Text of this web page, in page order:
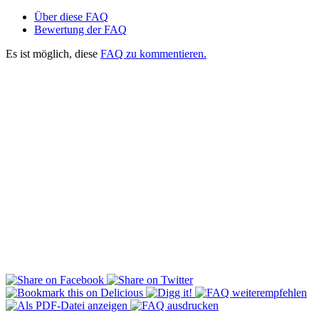
Über diese FAQ
Bewertung der FAQ
Es ist möglich, diese FAQ zu kommentieren.